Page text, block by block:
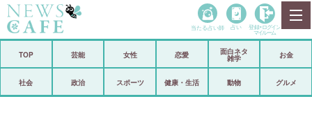
政治
当たる占い師 占い 登録• ログイン
マイルーム
TOP 芸能 女性 恋愛
面白ネタ
雑学
お金
社会 政治 スポーツ 健康・生活 動物 グルメ